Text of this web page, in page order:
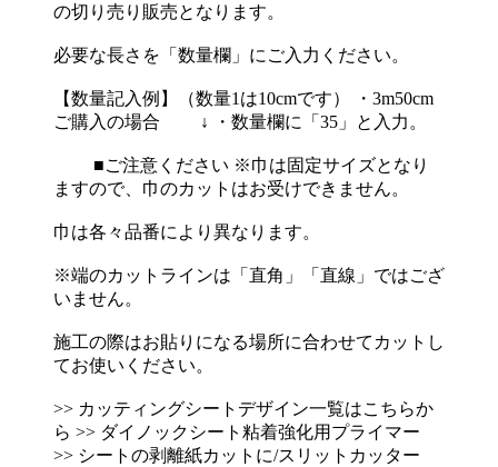
の切り売り販売となります。
必要な長さを「数量欄」にご入力ください。
【数量記入例】（数量1は10cmです） ・3m50cm
ご購入の場合 ↓ ・数量欄に「35」と入力。
■ご注意ください ※巾は固定サイズとなり
ますので、巾のカットはお受けできません。
巾は各々品番により異なります。
※端のカットラインは「直角」「直線」ではござ
いません。
施工の際はお貼りになる場所に合わせてカットし
てお使いください。
>> カッティングシートデザイン一覧はこちらか
ら >> ダイノックシート粘着強化用プライマー
>> シートの剥離紙カットに/スリットカッター